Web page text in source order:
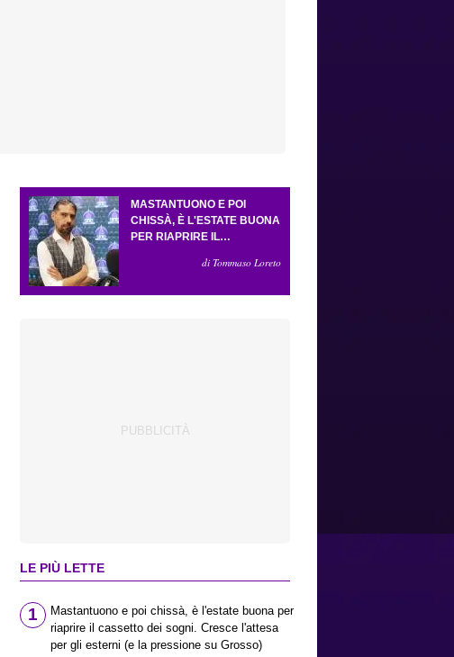
MASTANTUONO E POI
CHISSÀ, È L'ESTATE BUONA
PER RIAPRIRE IL
CRESCE L'ATTESA PER GLI
di Tommaso Loreto
LE PIÙ LETTE
1
Mastantuono e poi chissà, è l'estate buona per
riaprire il cassetto dei sogni. Cresce l'attesa
per gli esterni (e la pressione su Grosso)